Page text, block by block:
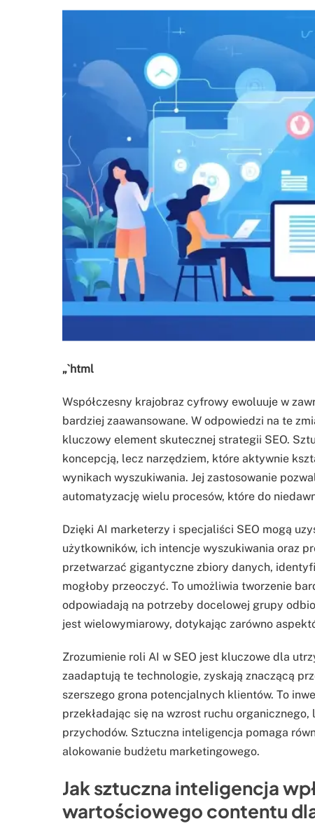
„`html
Współczesny krajobraz cyfrowy ewoluuje w
bardziej zaawansowane. W odpowiedzi na te
kluczowy element skutecznej strategii SEO.
koncepcją, lecz narzędziem, które aktywnie
wynikach wyszukiwania. Jej zastosowanie
automatyzację wielu procesów, które do
Dzięki AI marketerzy i specjaliści SEO mogą
użytkowników, ich intencje wyszukiwania oraz
przetwarzać gigantyczne zbiory danych,
mogłoby przeoczyć. To umożliwia tworzenie
odpowiadają na potrzeby docelowej grupy
jest wielowymiarowy, dotykając zarówno
Zrozumienie roli AI w SEO jest kluczowe dla
zaadaptują te technologie, zyskają znaczącą
szerszego grona potencjalnych klientów. To
przekładając się na wzrost ruchu
przychodów. Sztuczna inteligencja pomaga
alokowanie budżetu marketingowego.
Jak sztuczna inteligencja
wartościowego contentu